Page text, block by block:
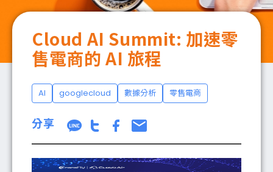
最新消息
成功案例
Cloud AI Summit: 加速零
售電商的 AI 旅程
AI googlecloud 數據分析 零售電商
分享